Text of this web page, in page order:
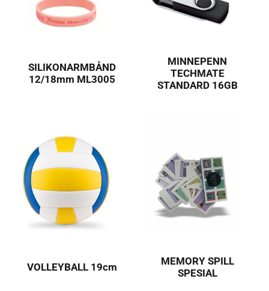
SILIKONARMBÅND
12/18mm ML3005
MINNEPENN
TECHMATE
STANDARD 16GB
VOLLEYBALL 19cm
MEMORY SPILL
SPESIAL